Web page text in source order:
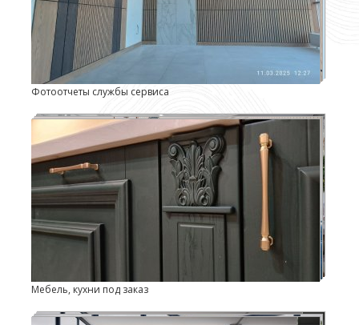
Фотоотчеты службы сервиса
Мебель, кухни под заказ